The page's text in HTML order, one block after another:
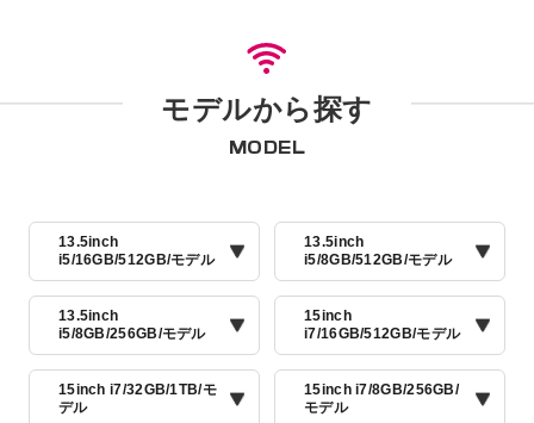
モデルから探す
MODEL
13.5inch
i5/16GB/512GB/モデル
13.5inch
i5/8GB/512GB/モデル
13.5inch
i5/8GB/256GB/モデル
15inch
i7/16GB/512GB/モデル
15inch i7/32GB/1TB/モ
デル
15inch i7/8GB/256GB/
モデル